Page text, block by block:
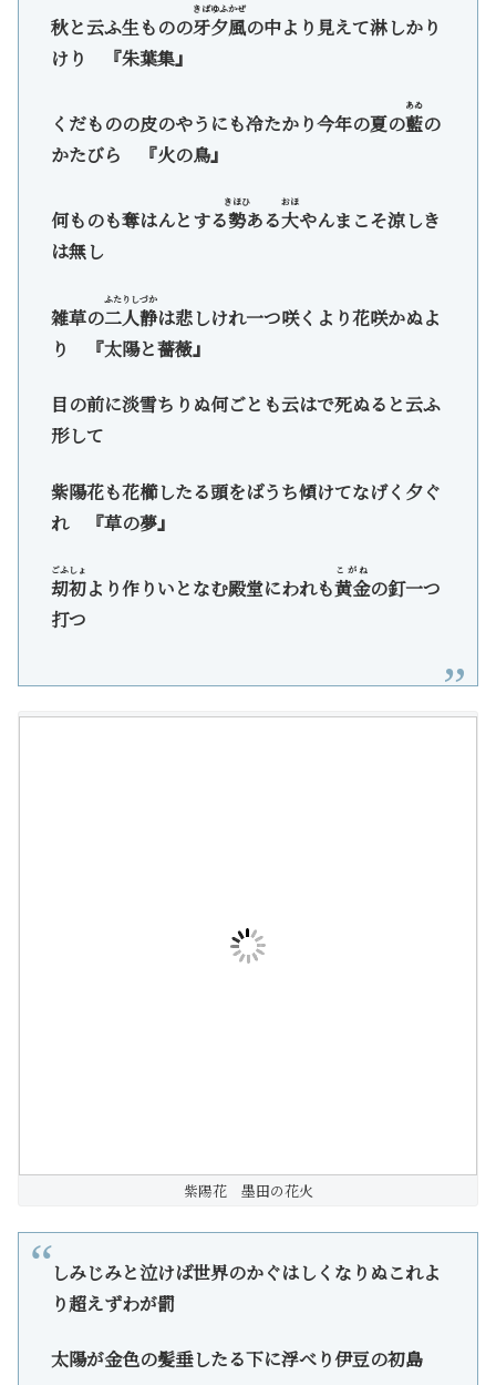
秋と云ふ生ものの牙夕風
きばゆふかぜ
の中より見えて淋しかり
けり 『朱葉集』
くだものの皮のやうにも冷たかり今年の夏の藍
あゐ
の
かたびら 『火の鳥』
何ものも奪はんとする勢
きほひ
ある大
おほ
やんまこそ涼しき
は無し
雑草の二人静
ふたりしづか
は悲しけれ一つ咲くより花咲かぬよ
り 『太陽と薔薇』
目の前に淡雪ちりぬ何ごとも云はで死ぬると云ふ
形して
紫陽花も花櫛したる頭をばうち傾けてなげく夕ぐ
れ 『草の夢』
刧初
ごふしょ
より作りいとなむ殿堂にわれも黄金
こがね
の釘一つ
打つ
紫陽花 墨田の花火
しみじみと泣けば世界のかぐはしくなりぬこれよ
り超えずわが罰
太陽が金色の髪垂したる下に浮べり伊豆の初島